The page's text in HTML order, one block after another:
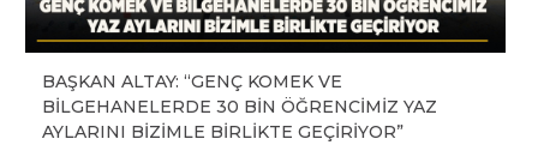
BAŞKAN ALTAY: “GENÇ KOMEK VE
BİLGEHANELERDE 30 BİN ÖĞRENCİMİZ YAZ
AYLARINI BİZİMLE BİRLİKTE GEÇİRİYOR”